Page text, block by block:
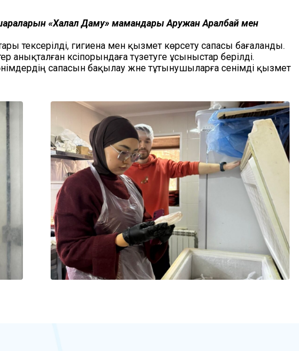
«Халал Даму» мамандары Аружан Аралбай мен
тексерілді, гигиена мен қызмет көрсету сапасы бағаланды.
анықталған кәсіпорындаға түзетуге ұсыныстар берілді.
сапасын бақылау және тұтынушыларға сенімді қызмет